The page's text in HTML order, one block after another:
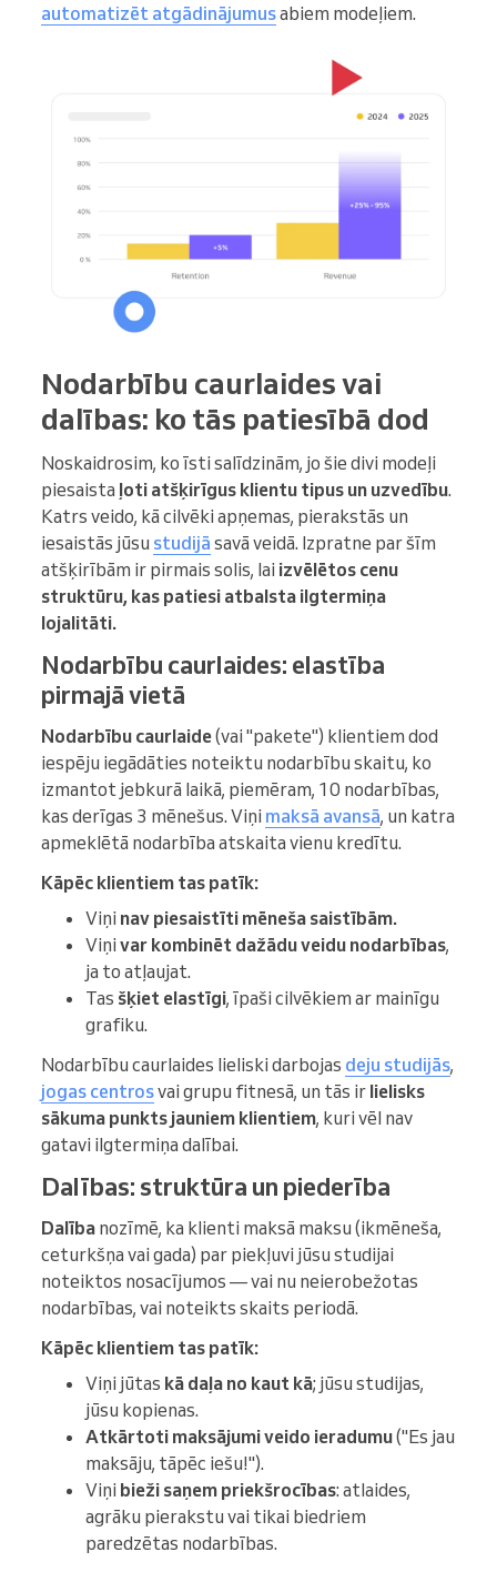
automatizēt atgādinājumusabiem modeļiem.
Nodarbību caurlaides vai
dalības: ko tās patiesībā dod
Noskaidrosim, ko īsti salīdzinām, jo šie divi modeļi
piesaista ļoti atšķirīgus klientu tipus un uzvedību.
Katrs veido, kā cilvēki apņemas, pierakstās un
iesaistās jūsu studijā savā veidā. Izpratne par šīm
atšķirībām ir pirmais solis, lai izvēlētos cenu
struktūru, kas patiesi atbalsta ilgtermiņa
lojalitāti.
Nodarbību caurlaides: elastība
pirmajā vietā
Nodarbību caurlaide(vai "pakete") klientiem dod
iespēju iegādāties noteiktu nodarbību skaitu, ko
izmantot jebkurā laikā, piemēram, 10 nodarbības,
kas derīgas 3 mēnešus. Viņi maksā avansā, un katra
apmeklētā nodarbība atskaita vienu kredītu.
Kāpēc klientiem tas patīk:
Viņi nav piesaistīti mēneša saistībām.
Viņi var kombinēt dažādu veidu nodarbības,
ja to atļaujat.
Tas šķiet elastīgi, īpaši cilvēkiem ar mainīgu
grafiku.
Nodarbību caurlaides lieliski darbojas deju studijās,
jogas centrosvai grupu fitnesā, un tās ir lielisks
sākuma punkts jauniem klientiem, kuri vēl nav
gatavi ilgtermiņa dalībai.
Dalības: struktūra un piederība
Dalība nozīmē, ka klienti maksā maksu (ikmēneša,
ceturkšņa vai gada) par piekļuvi jūsu studijai
noteiktos nosacījumos — vai nu neierobežotas
nodarbības, vai noteikts skaits periodā.
Kāpēc klientiem tas patīk:
Viņi jūtas kā daļa no kaut kā; jūsu studijas,
jūsu kopienas.
Atkārtoti maksājumi veido ieradumu("Es jau
maksāju, tāpēc iešu!").
Viņi bieži saņem priekšrocības: atlaides,
agrāku pierakstu vai tikai biedriem
paredzētas nodarbības.